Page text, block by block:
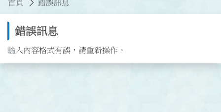
首頁 錯誤訊息
錯誤訊息
輸入內容格式有誤，請重新操作。